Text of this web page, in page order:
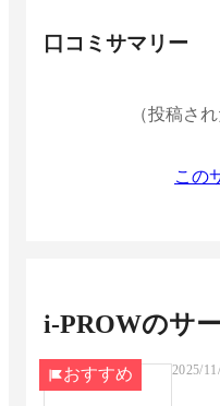
口コミサマリー
（投稿さ
この
i-PROWのサ
おすすめ 2025/